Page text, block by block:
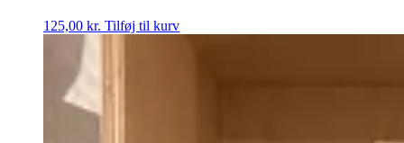
125,00 kr. Tilføj til kurv